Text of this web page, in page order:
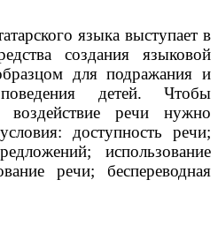
языка выступает в
создания языковой
для подражания и
детей. Чтобы
речи нужно
доступность речи;
использование
речи; беспереводная